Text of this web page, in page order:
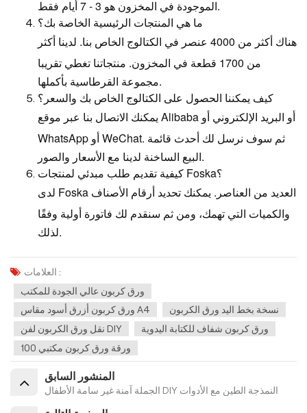
ما هي المنتجات الرئيسية الخاصة بك؟
هناك أكثر من 4000 عنصر في الكتالوج الخاص بنا. لدينا أكثر
من 1700 قطعة في المخزون. منتجاتنا تغطي تقريبا
كيف يمكننا الحصول على الكتالوج الخاص بك والسعر؟
يمكنك الاتصال بنا عبر موقع Alibaba أو البريد الإلكتروني أو
WhatsApp أو WeChat. ثم سوف نرسل لك أحدث قائمة
كيفية تقديم طلب مبدئي لمنتجات Foska؟
لدى Foska العديد من العناصر. يمكنك تحديد أرقام الأصناف
والكميات التي تهمك، ومن ثم سنقدم لك فاتورة أولية وفقًا
العلامات :
ورق كربون عالي الجودة للمكتب
ورق كربون أزرق أسود مقاس A4
نسخة بخط اليد ورق الكربون
نقل ورق الكربون لفن DIY
ورق كربون شفاف للكتابة اليدوية
100 ورقة ورق كربون مكتبي
المنشور السابق
الجملة آمنة غير سامة الأطفال DIY النمذجة الطين مع الأدوات